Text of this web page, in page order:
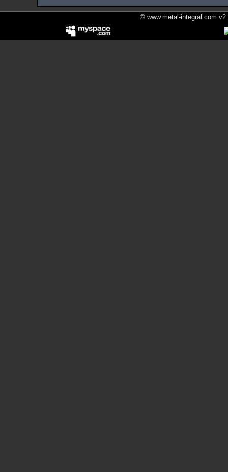
© www.metal-integral.com